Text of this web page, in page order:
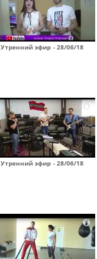
Утренний эфир - 28/06/18
Утренний эфир - 28/06/18